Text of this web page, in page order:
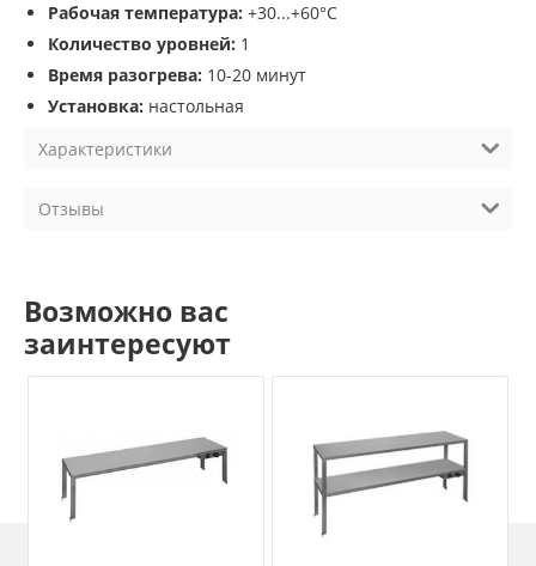
Рабочая температура: +30...+60°C
Количество уровней: 1
Время разогрева: 10-20 минут
Установка: настольная
Характеристики
Отзывы
Возможно вас
заинтересуют